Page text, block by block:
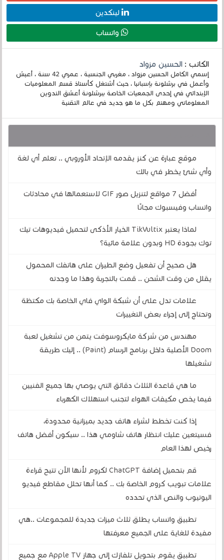
لينكدين
واتساب
الكاتب :الحسين مزواد
إسمي الكامل الحسين مزواد ، مغربي الجنسية ، عمري 42 سنة ، أعيش
وأعمل في برشلونة بإسبانيا ، حيث أشتغل كأستاذ قسم المعلوميات
الإبتدائي في إحدى الجمعيات الخاصة ببرشلونة أعشق التدوين
المعلوماتي ومهتم بكل ما هو جديد في عالم التقنية
موقع عبارة عن كنز يقدمه الإتحاد الأوروبي .. تعلم أي لغة
وأي شئ يخطر في بالك
أفضل 7 مواقع لتنزيل صور GIF لاستعمالها في محادثات
واتساب وفيسبوك مجانًا
لماذا يعتبر TikVultix الخيار الأذكى لتحميل فيديوهات تيك
توك بجودة HD وبدون علامة مائية؟
هل صحيح أن تفعيل وضع الطيران على هاتفك المحمول
يقلل من وقت الشحن .. قمت بالتجربة وهذا ما وجدته
علامات تدل على أن شبكة الواي فاي الخاصة بك مكتظة
وتحتاج إلى إجراء بعض التغييرات
مهندس من شركة مايكروسوفت يتمن من تشغيل لعبة
Doom الأصلية داخل برنامج الرسام (Paint) .. إليك طريقة
تشغيلها
ما هي قاعدة الثلاث دقائق التي يوصي بها جميع الفنيين
فيما يخص مكيفات الهواء لتجنب استهلاك الكهرباء
إذا كنت تخطط لشراء هاتف جديد بميزانية محدودة،
فسيتعين عليك انتظار هاتف شاومي هذا .. سيكون أفضل هاتف
رخيص لهذا العام
قم بتحميل إضافة ChatGPT لكروم لأنها الآن تتيح قراءة
علامات تبويب كروم الخاصة بك .. كما أنها تحلل مقاطع فيديو
اليوتيوب والنص الذي تحدده
تطبيق واتساب يطلق ثلاث ميزات جديدة للمجموعات ..هي
مفيدة للغاية على الجميع معرفتها
تطبيق يقوم بتحويل تلفازك إلى جهاز Apple TV مع جميع